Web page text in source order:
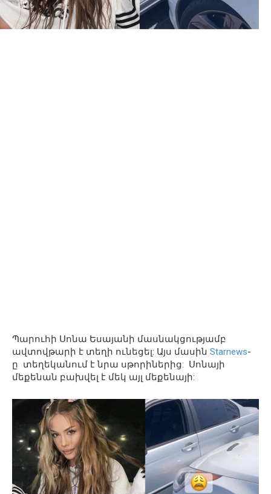
Պարուհի Սոնա Եսայանի մասնակցությամբ
ավտովթարի է տեղի ունեցել: Այս մասին Starnews-
ը տեղեկանում է նրա սթորիներից: Սոնայի
մեքենան բախվել է մեկ այլ մեքենայի: